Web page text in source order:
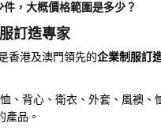
，大概價格範圍是多少？
訂造專家
香港及澳門領先的企業制服訂
、背心、衛衣、外套、風襖、
產品。